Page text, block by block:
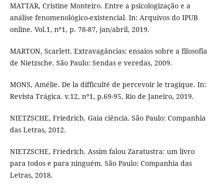
MATTAR, Cristine Monteiro. Entre a psicologização e a
análise fenomenológico-existencial. In: Arquivos do IPUB
online. Vol.1, nº1, p. 78-87, jan/abril, 2019.
MARTON, Scarlett. Extravagâncias: ensaios sobre a filosofia
de Nietzsche. São Paulo: Sendas e veredas, 2009.
MONS, Amélie. De la difficulté de percevoir le tragique. In:
Revista Trágica. v.12, nº1, p.69-95, Rio de Janeiro, 2019.
NIETZSCHE, Friedrich. Gaia ciência. São Paulo: Companhia
das Letras, 2012.
NIETZSCHE, Friedrich. Assim falou Zaratustra: um livro
para todos e para ninguém. São Paulo: Companhia das
Letras, 2018.